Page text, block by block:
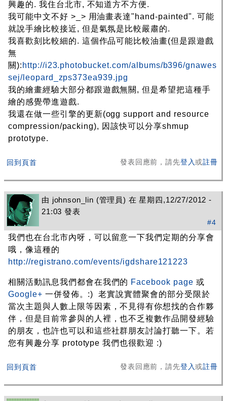
興趣的. 我住台北市, 不知道方不方便.
我可能中文不好 >_> 用油畫表達"hand-painted". 可能
就說手繪比較接近, 但是氣氛是比較嚴肅的.
我喜歡刻比較細的. 這個作品可能比較油畫(但是跟遊戲
無
關): http://i23.photobucket.com/albums/b396/gnawes
sej/leopard_zps373ea939.jpg
我的繪畫經驗大部分都跟遊戲無關, 但是希望把這種手
繪的感覺帶進遊戲.
我還在做一些引擎的更新(ogg support and resource
compression/packing), 因該快可以分享shmup
prototype.
回到頁首 發表回應前，請先登入或註冊
由 johnson_lin (管理員) 在 星期四,12/27/2012 -
21:03 發表
#4
我們也在台北市內呀，可以留意一下我們定期的分享會
哦，像這種的
http://registrano.com/events/igdshare121223
相關活動訊息我們都會在我們的 Facebook page 或
Google+ 一併發佈。:) 老實說實體聚會的部分受限於
當次主題與人數上限等因素，不見得有你想找的合作夥
伴，但是目前常參與的人裡，也不乏複數作品開發經驗
的朋友，也許也可以和這些社群朋友討論打聽一下。若
您有興趣分享 prototype 我們也很歡迎 :)
回到頁首 發表回應前，請先登入或註冊